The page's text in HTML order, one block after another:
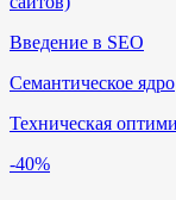
Введение в SEO
Семантическое ядро
Техническая
-40%